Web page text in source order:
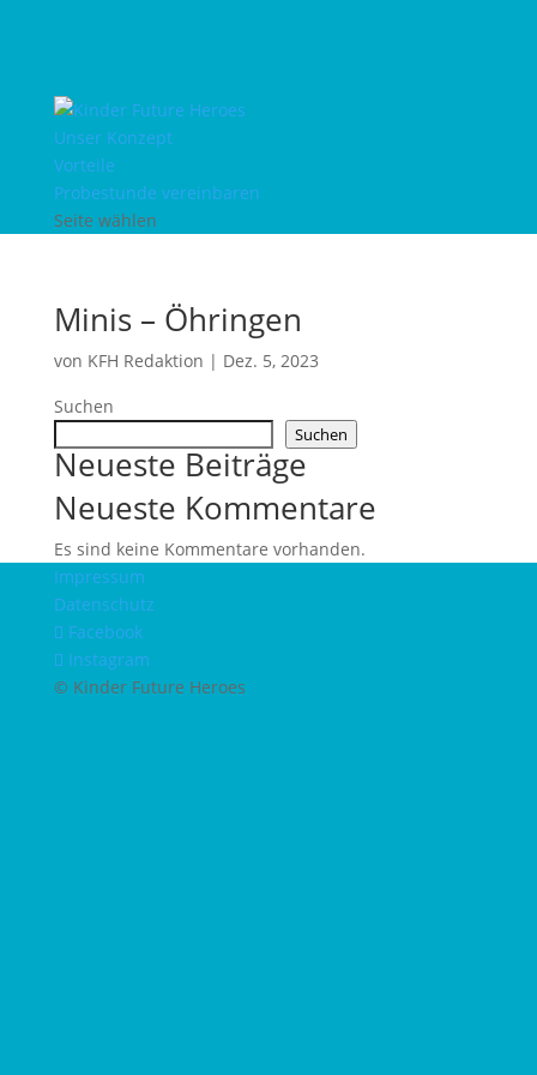
Unser Konzept
Vorteile
Probestunde vereinbaren
Seite wählen
Minis – Öhringen
von KFH Redaktion | Dez. 5, 2023
Suchen
Suchen
Neueste Beiträge
Neueste Kommentare
Es sind keine Kommentare vorhanden.
Impressum
Datenschutz
Facebook
Instagram
© Kinder Future Heroes